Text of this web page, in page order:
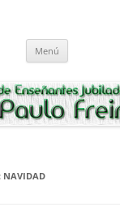
Paulo Freire
Menú
NAVIDAD